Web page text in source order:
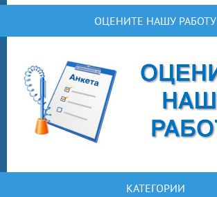
ОЦЕНИТЕ НАШУ РАБОТУ
КАТЕГОРИИ